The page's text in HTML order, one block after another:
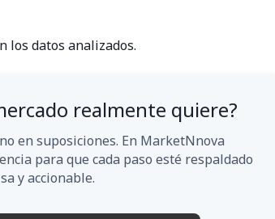
los datos analizados.
realmente quiere?
en suposiciones. En MarketNnova
para que cada paso esté respaldado
y accionable.